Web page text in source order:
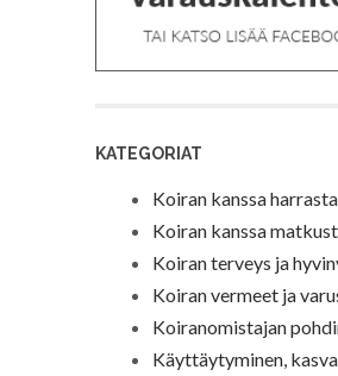
KATEGORIAT
Koiran kanssa
Koiran kanssa
Koiran terveys ja
Koiran vermeet ja
Koiranomistajan
Käyttäytyminen,